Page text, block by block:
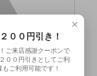
×
００円引き！
ご来店感謝クーポンで
００円引きとしてご利
ご利用可能です！